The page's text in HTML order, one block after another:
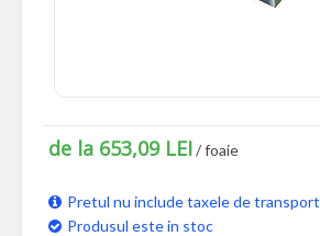
de la 653,09 LEI/ foaie
Pretul nu include taxele de transport
Produsul este in stoc